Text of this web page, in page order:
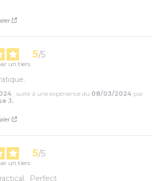
5/5
un tiers
, suite à une expérience du 08/03/2024 par
J.
5/5
un tiers
Perfect